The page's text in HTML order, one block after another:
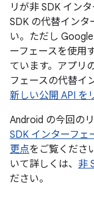
リが非 SDK イン
SDK の代替インタ
い。ただし
ーフェースを使用
ています。アプリ
フェースの代替イ
新しい公開 API を
Android の今回の
SDK インターフェ
更点をご覧くださ
いて詳しくは、 非
ださい。